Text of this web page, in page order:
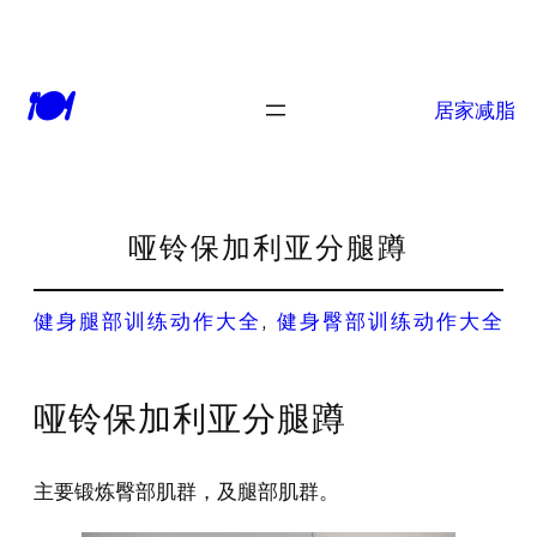
🍽 居家减脂
哑铃保加利亚分腿蹲
健身腿部训练动作大全 , 健身臀部训练动作大全
哑铃保加利亚分腿蹲
主要锻炼臀部肌群，及腿部肌群。